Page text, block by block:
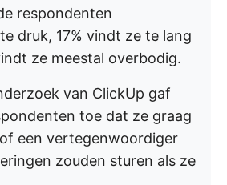
respondenten
druk, 17% vindt ze te lang
ze meestal overbodig.
van ClickUp gaf
toe dat ze graag
een vertegenwoordiger
zouden sturen als ze